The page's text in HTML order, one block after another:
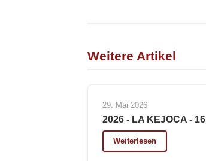
Weitere Artikel
29. Mai 2026
2026 - LA KEJOCA -
Weiterlesen